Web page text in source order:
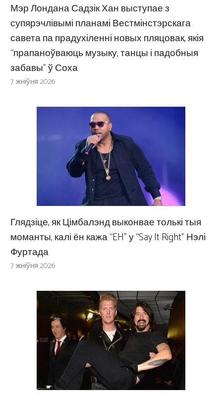
Мэр Лондана Садзік Хан выступае з
супярэчлівымі планамі Вестмінстэрскага
савета па прадухіленні новых пляцовак, якія
“прапаноўваюць музыку, танцы і падобныя
забавы” ў Соха
7 жніўня 2026
Глядзіце, як Цімбалэнд выконвае толькі тыя
моманты, калі ён кажа “EH” у “Say It Right” Нэлі
Фуртада
7 жніўня 2026